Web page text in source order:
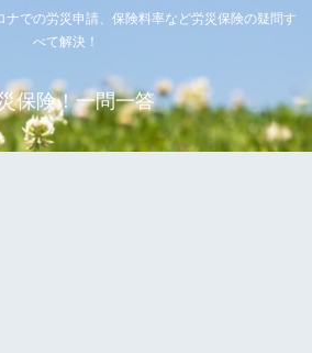
での労災申請、保険料率など労災保険の疑問す
べて解決！
保険！一問一答